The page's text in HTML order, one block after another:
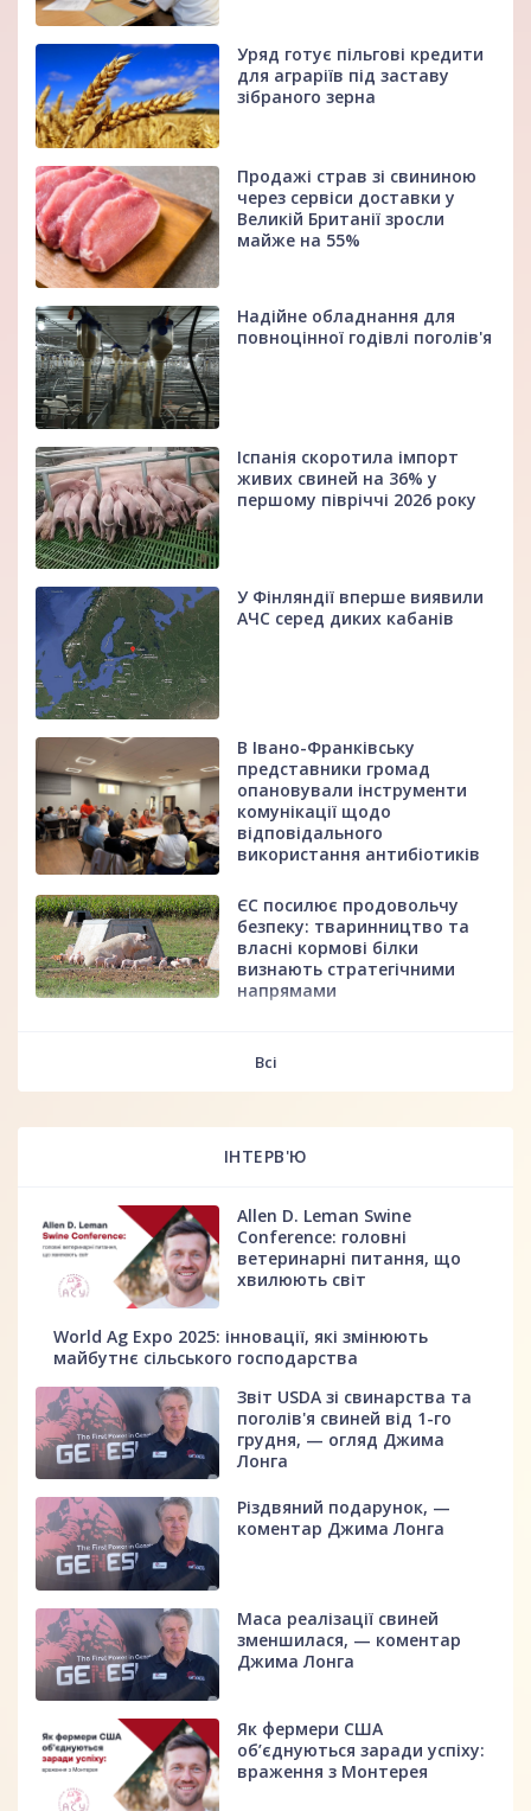
Уряд готує пільгові кредити
для аграріїв під заставу
зібраного зерна
Продажі страв зі свининою
через сервіси доставки у
Великій Британії зросли
майже на 55%
Надійне обладнання для
повноцінної годівлі поголів'я
Іспанія скоротила імпорт
живих свиней на 36% у
першому півріччі 2026 року
У Фінляндії вперше виявили
АЧС серед диких кабанів
В Івано-Франківську
представники громад
опановували інструменти
комунікації щодо
відповідального
використання антибіотиків
ЄС посилює продовольчу
безпеку: тваринництво та
власні кормові білки
визнають стратегічними
напрямами
Всі
ІНТЕРВ'Ю
Allen D. Leman Swine
Conference: головні
ветеринарні питання, що
хвилюють світ
World Ag Expo 2025: інновації, які змінюють
майбутнє сільського господарства
Звіт USDA зі свинарства та
поголів'я свиней від 1-го
грудня, — огляд Джима
Лонга
Різдвяний подарунок, —
коментар Джима Лонга
Маса реалізації свиней
зменшилася, — коментар
Джима Лонга
Як фермери США
об’єднуються заради успіху:
враження з Монтерея